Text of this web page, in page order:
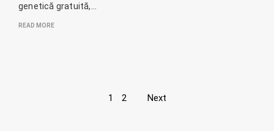
genetică gratuită,…
READ MORE
1 2 Next